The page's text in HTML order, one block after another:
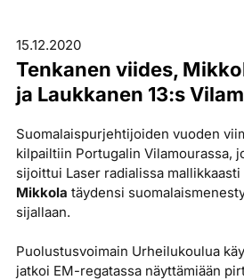
15.12.2020
Tenkanen viides,
ja Laukkanen 13:s
Suomalaispurjehtijoiden vuoden
kilpailtiin Portugalin Vilamourassa,
sijoittui Laser radialissa
Mikkola täydensi
sijallaan.
Puolustusvoimain Urheilukoulua
jatkoi EM-regatassa näyttämiään